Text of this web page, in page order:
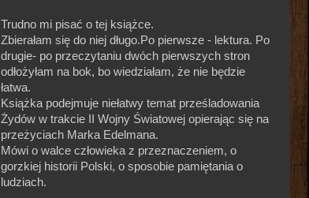
Trudno mi pisać o tej książce.
Zbierałam się do niej długo.Po pierwsze - lektura. Po
drugie- po przeczytaniu dwóch pierwszych stron
odłożyłam na bok, bo wiedziałam, że nie będzie
łatwa.
Książka podejmuje niełatwy temat prześladowania
Żydów w trakcie II Wojny Światowej opierając się na
przeżyciach Marka Edelmana.
Mówi o walce człowieka z przeznaczeniem, o
gorzkiej historii Polski, o sposobie pamiętania o
ludziach.